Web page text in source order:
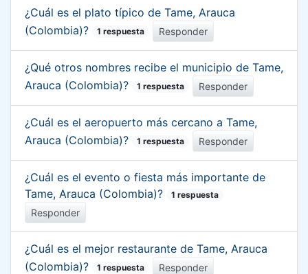
¿Cuál es el plato típico de Tame, Arauca
(Colombia)?
1 respuesta Responder
¿Qué otros nombres recibe el municipio de Tame,
Arauca (Colombia)?
1 respuesta Responder
¿Cuál es el aeropuerto más cercano a Tame,
Arauca (Colombia)?
1 respuesta Responder
¿Cuál es el evento o fiesta más importante de
Tame, Arauca (Colombia)?
1 respuesta
Responder
¿Cuál es el mejor restaurante de Tame, Arauca
(Colombia)?
1 respuesta Responder